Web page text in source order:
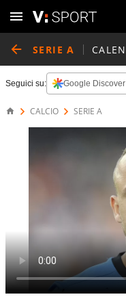
SERIE A
Seguici su: Google Discover
CALCIO SERIE A